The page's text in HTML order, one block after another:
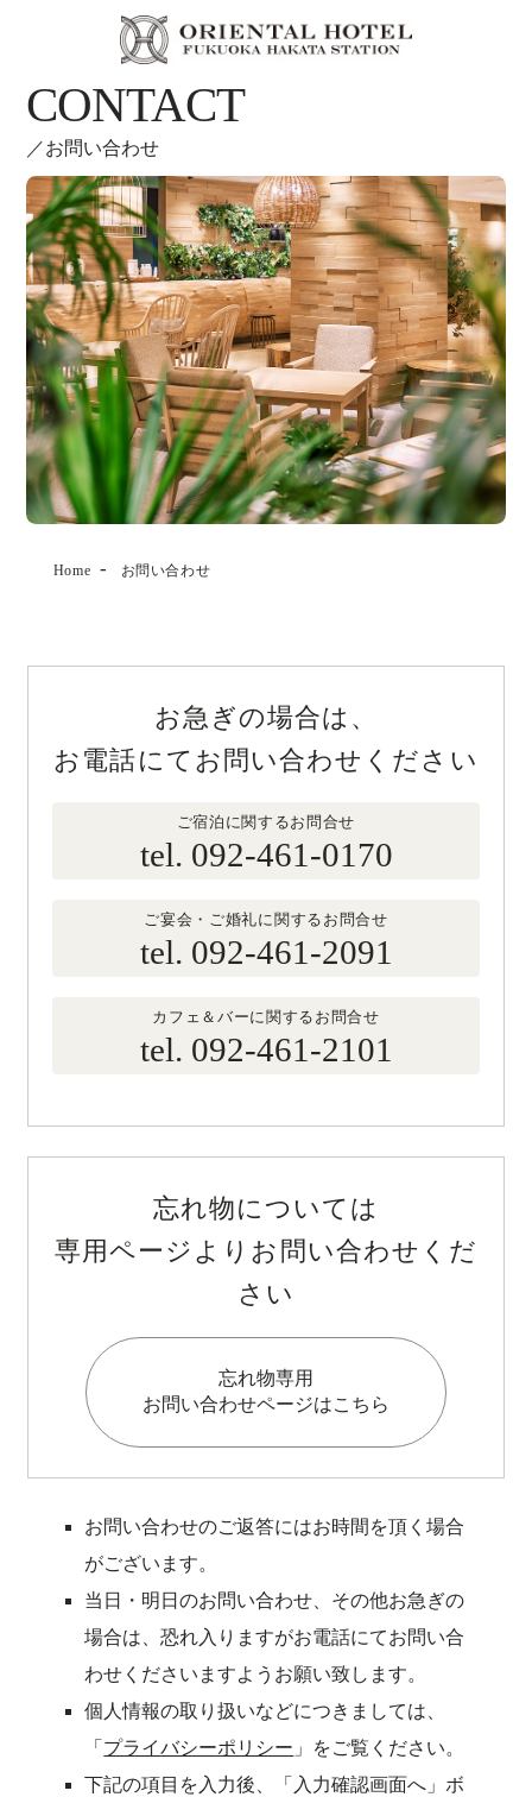
HOME
コンセプト
客室のご案内
宴会場
レストランのご案内
観光情報のご案内
ウェディング
よくあるご質問
i
n
s
m
い
ウ
ィ
ン
ド
F
a
c
o
（
い
ウ
ィ
ン
ド
t
i
k
（
し
ウ
ン
ド
ウ
で
開
ご宿泊プラン
お問い合わせ
宿泊約款
特定商取引法に基づく表記
オンラインショップ
RESERVATION
ご宿泊 飛行機 ご宿泊
CONTACT
お問い合わせ
Home お問い合わせ
お急ぎの場合は、
お電話にてお問い合わせください
ご宿泊に関するお問合せ
tel. 092-461-0170
ご宴会・ご婚礼に関するお問合せ
tel. 092-461-2091
カフェ＆バーに関するお問合せ
tel. 092-461-2101
忘れ物については
専用ページよりお問い合わせくだ
さい
忘れ物専用
お問い合わせページはこちら
お問い合わせのご返答にはお時間を頂く場合
がございます。
当日・明日のお問い合わせ、その他お急ぎの
場合は、恐れ入りますがお電話にてお問い合
わせくださいますようお願い致します。
個人情報の取り扱いなどにつきましては、
「 プライバシーポリシー 」をご覧ください。
下記の項目を入力後、「入力確認画面へ」ボ